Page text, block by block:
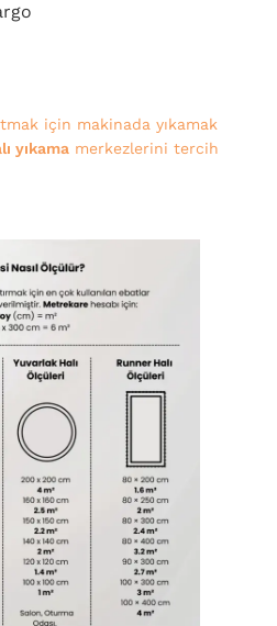
için makinada yıkamak
yıkamamerkezlerini tercih